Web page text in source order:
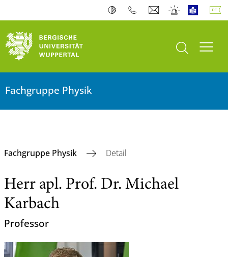
Suche öffnen
Fachgruppe Physik
Fachgruppe Physik Detail
Herr apl. Prof. Dr. Michael
Karbach
Professor